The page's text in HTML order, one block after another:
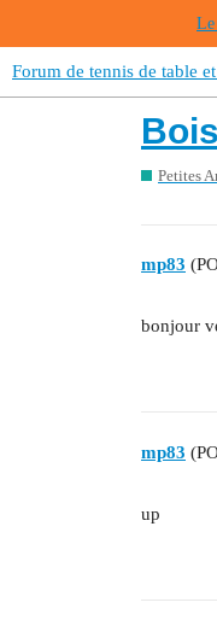
Le
Forum de tennis de table
Petites
mp83
bonjour
mp83
up